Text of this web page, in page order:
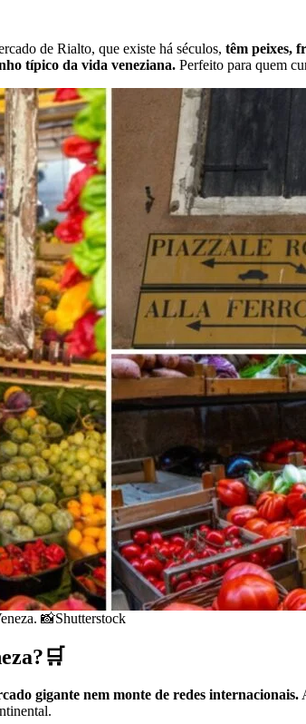
de Rialto, que existe há séculos, têm peixes,
típico da vida veneziana. Perfeito para quem
📸Shutterstock
gigante nem monte de redes internacionais.